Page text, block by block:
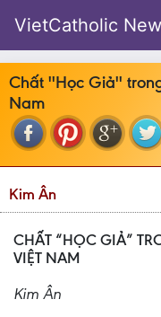
VietCatholic
Chất ''Học Giả''
Nam
Kim Ân
CHẤT “HỌC GIẢ”
VIỆT NAM
Kim Ân